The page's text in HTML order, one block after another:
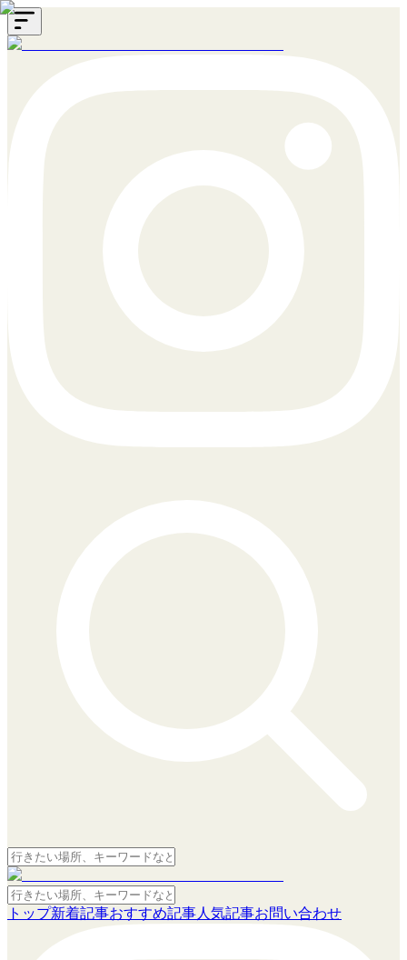
トップ新着記事おすすめ記事人気記事お問い合わせ